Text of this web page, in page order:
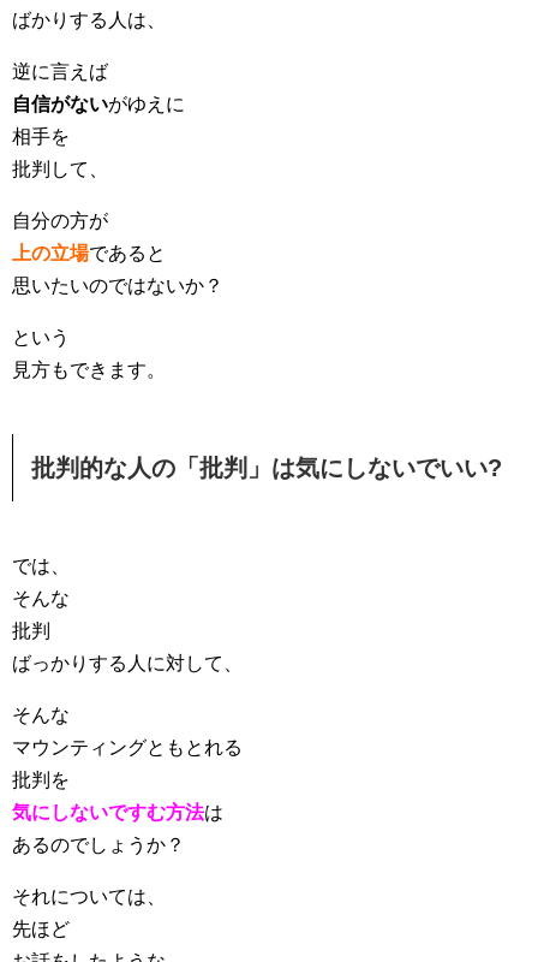
ばかりする人は、
逆に言えば
自信がないがゆえに
相手を
批判して、
自分の方が
上の立場であると
思いたいのではないか？
という
見方もできます。
批判的な人の「批判」は気にしないでいい?
では、
そんな
批判
ばっかりする人に対して、
そんな
マウンティングともとれる
批判を
気にしないですむ方法は
あるのでしょうか？
それについては、
先ほど